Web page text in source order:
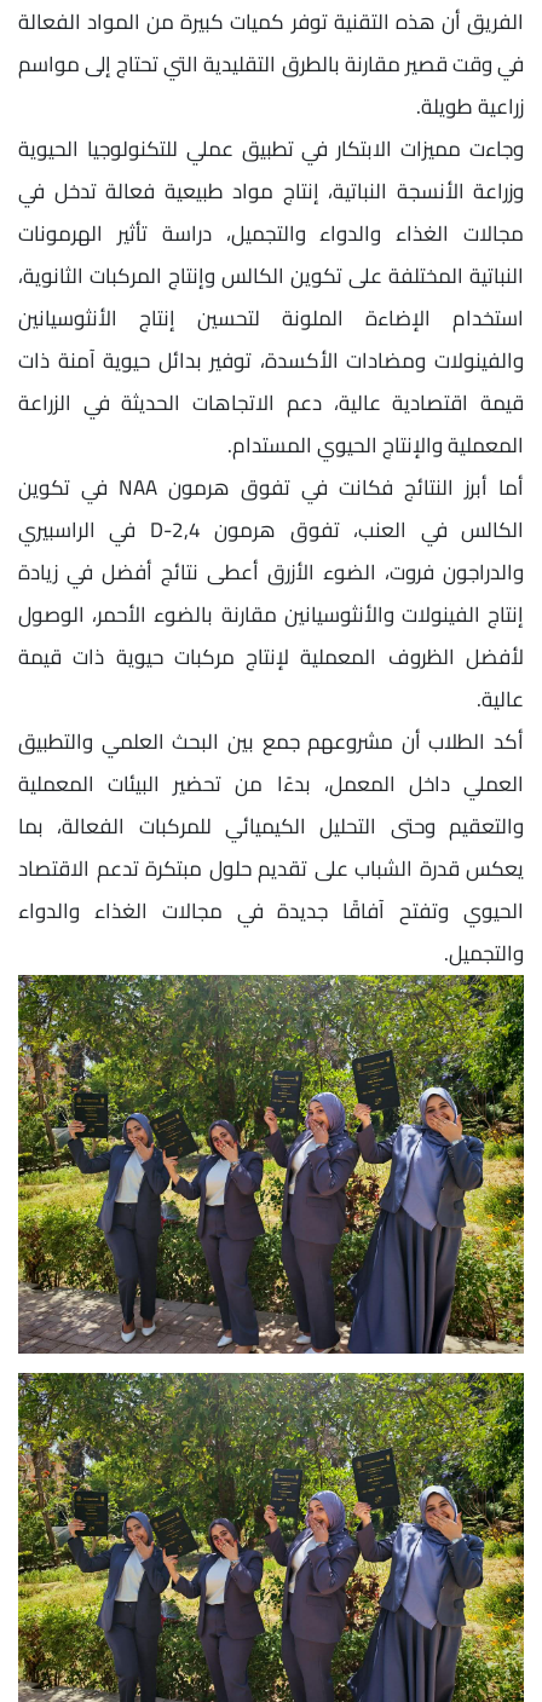
الفريق أن هذه التقنية توفر كميات كبيرة من المواد الفعالة
في وقت قصير مقارنة بالطرق التقليدية التي تحتاج إلى مواسم
زراعية طويلة.
وجاءت مميزات الابتكار في تطبيق عملي للتكنولوجيا الحيوية
وزراعة الأنسجة النباتية، إنتاج مواد طبيعية فعالة تدخل في
مجالات الغذاء والدواء والتجميل، دراسة تأثير الهرمونات
النباتية المختلفة على تكوين الكالس وإنتاج المركبات الثانوية،
استخدام الإضاءة الملونة لتحسين إنتاج الأنثوسيانين
والفينولات ومضادات الأكسدة، توفير بدائل حيوية آمنة ذات
قيمة اقتصادية عالية، دعم الاتجاهات الحديثة في الزراعة
المعملية والإنتاج الحيوي المستدام.
أما أبرز النتائج فكانت في تفوق هرمون NAA في تكوين
الكالس في العنب، تفوق هرمون 2,4-D في الراسبيري
والدراجون فروت، الضوء الأزرق أعطى نتائج أفضل في زيادة
إنتاج الفينولات والأنثوسيانين مقارنة بالضوء الأحمر، الوصول
لأفضل الظروف المعملية لإنتاج مركبات حيوية ذات قيمة
عالية.
أكد الطلاب أن مشروعهم جمع بين البحث العلمي والتطبيق
العملي داخل المعمل، بدءًا من تحضير البيئات المعملية
والتعقيم وحتى التحليل الكيميائي للمركبات الفعالة، بما
يعكس قدرة الشباب على تقديم حلول مبتكرة تدعم الاقتصاد
الحيوي وتفتح آفاقًا جديدة في مجالات الغذاء والدواء
والتجميل.